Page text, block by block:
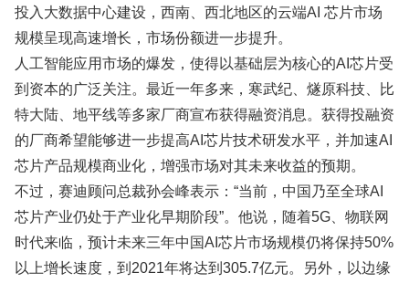
投入大数据中心建设，西南、西北地区的云端AI 芯片市场
规模呈现高速增长，市场份额进一步提升。
人工智能应用市场的爆发，使得以基础层为核心的AI芯片受
到资本的广泛关注。最近一年多来，寒武纪、燧原科技、比
特大陆、地平线等多家厂商宣布获得融资消息。获得投融资
的厂商希望能够进一步提高AI芯片技术研发水平，并加速AI
芯片产品规模商业化，增强市场对其未来收益的预期。
不过，赛迪顾问总裁孙会峰表示：“当前，中国乃至全球AI
芯片产业仍处于产业化早期阶段”。他说，随着5G、物联网
时代来临，预计未来三年中国AI芯片市场规模仍将保持50%
以上增长速度，到2021年将达到305.7亿元。另外，以边缘